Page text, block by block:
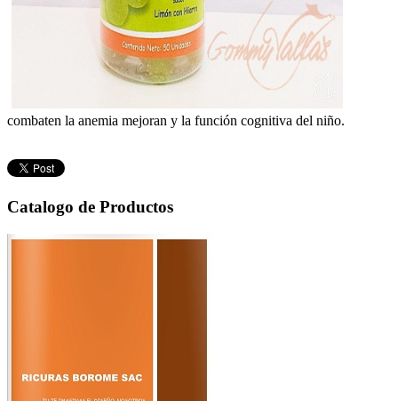
combaten la anemia mejoran y la función cognitiva del niño.
Catalogo de Productos